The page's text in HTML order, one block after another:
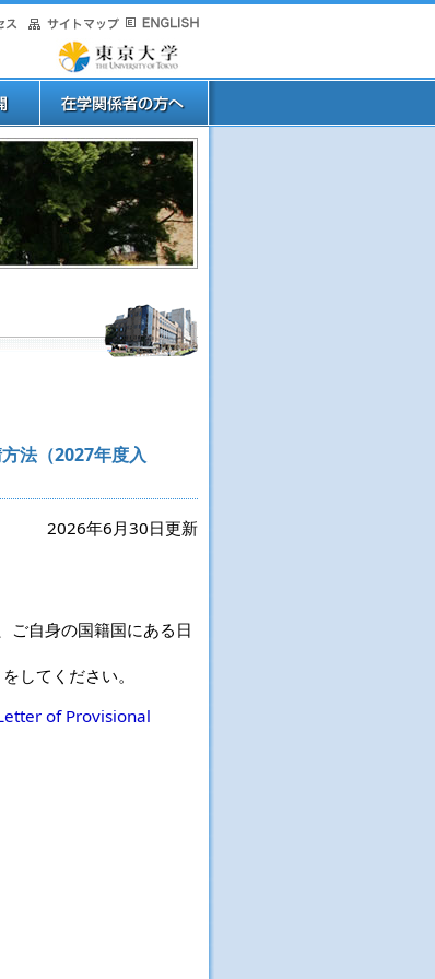
法（2027年度入
2026年6月30日更新
ご自身の国籍国にある日
してください。
of Provisional